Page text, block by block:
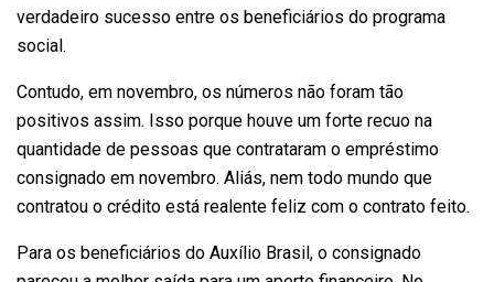
verdadeiro sucesso entre os beneficiários do programa
social.
Contudo, em novembro, os números não foram tão
positivos assim. Isso porque houve um forte recuo na
quantidade de pessoas que contrataram o empréstimo
consignado em novembro. Aliás, nem todo mundo que
contratou o crédito está realente feliz com o contrato feito.
Para os beneficiários do Auxílio Brasil, o consignado